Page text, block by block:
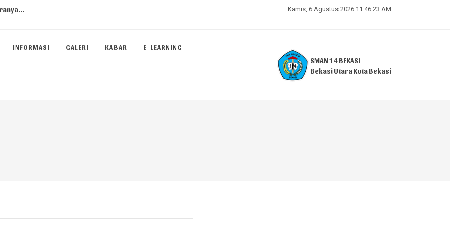
Kamis, 6 Agustus 2026 11:46:23 AM
SMAN 14 BEKASI
Bekasi Utara Kota Bekasi
INFORMASI GALERI KABAR E-LEARNING